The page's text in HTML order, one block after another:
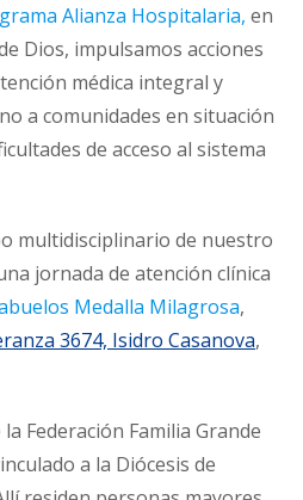
Alianza Hospitalaria, en
Dios, impulsamos acciones
médica integral y
a comunidades en situación
de acceso al sistema
multidisciplinario de nuestro
jornada de atención clínica
Medalla Milagrosa,
3674, Isidro Casanova,
Federación Familia Grande
a la Diócesis de